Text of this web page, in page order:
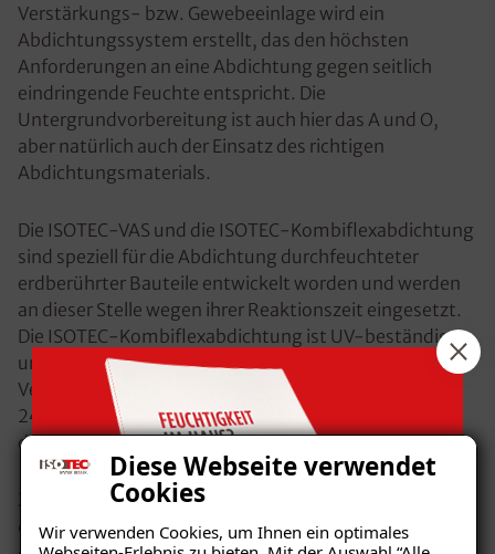
Diese Webseite verwendet
Cookies
Wir verwenden Cookies, um Ihnen ein optimales
Verstärkungs- bzw. Gewebeeinlage wird ein
Abdichtungssystem erstellt, das den höchsten
Anforderungen an eine Abdichtung gegen seitlich
eindringende Feuchte entspricht. Die
Untergrundvorbereitung ist auch hier das A und O,
aber natürlich auch der Einsatz des richtigen
Abdichtungsmaterials.
Die ISOTEC-VAS und die ISOTEC-Kombiflexabdichtung
sind speziell für die Abdichtung durchfeuchteter
erdberührter Bauteile entwickelt worden und werden
an dieser Stelle wegen ihrer Reaktionszeit eingesetzt.
Die ISOTEC-Kombiflexabdichtung ist UV-beständig
und die schnelle Trocknungszeit ermöglicht ein
Verfüllen der Baugrube, objektspezifisch bereits nach
24 Stunden. Somit können Sie schon nach kurzer Zeit
die Außenfläche wieder gestalten und nutzen.
Zielsetzung einer nachträglichen Außenabdichtung ist
das Erreichen der so genannten Ausgleichsfeuchte in